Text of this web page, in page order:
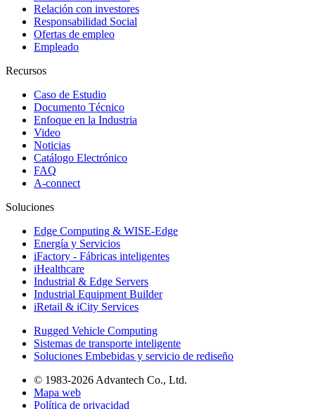
Relación con investores
Responsabilidad Social
Ofertas de empleo
Empleado
Recursos
Caso de Estudio
Documento Técnico
Enfoque en la Industria
Video
Noticias
Catálogo Electrónico
FAQ
A-connect
Soluciones
Edge Computing & WISE-Edge
Energía y Servicios
iFactory - Fábricas inteligentes
iHealthcare
Industrial & Edge Servers
Industrial Equipment Builder
iRetail & iCity Services
Rugged Vehicle Computing
Sistemas de transporte inteligente
Soluciones Embebidas y servicio de rediseño
© 1983-2026 Advantech Co., Ltd.
Mapa web
Política de privacidad